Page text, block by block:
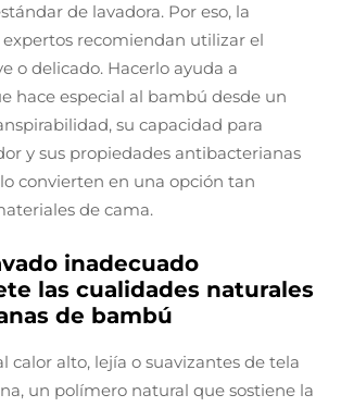
de lavadora. Por eso, la
recomiendan utilizar el
o delicado. Hacerlo ayuda a
hace especial al bambú desde un
su capacidad para
y sus propiedades antibacterianas
convierten en una opción tan
de cama.
inadecuado
las cualidades naturales
de bambú
calor alto, lejía o suavizantes de tela
un polímero natural que sostiene la